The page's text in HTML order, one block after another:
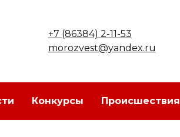
+7 (86384) 2-11-53
morozvest@yandex.ru
Конкурсы Происшествия